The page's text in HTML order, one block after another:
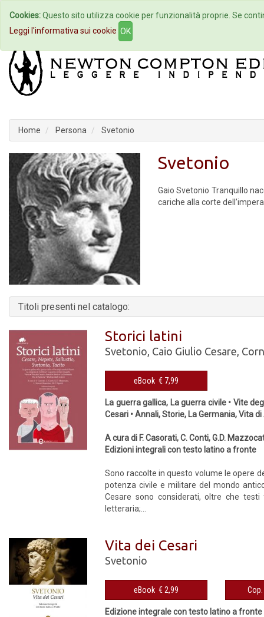
Home Autori Eventi
Home Persona Svetonio
Svetonio
Gaio Svetonio Tranquillo
cariche alla corte
Titoli presenti nel catalogo:
Storici latini
Svetonio Caio Giulio Cesare
eBook € 7,99
La guerra gallica, La guerra civile • Vite
Cesari • Annali, Storie, La Germania, Vita
A cura di F. Casorati, C. Conti, G.D.
Edizioni integrali con testo latino a fronte
Sono raccolte in questo volume le opere
potenza civile e militare del mondo
Cesare sono considerati, oltre che
letteraria;...
Vita dei Cesari
Svetonio
eBook € 2,99
Edizione integrale con testo latino a fronte
Cookies:Questo sito utilizza cookie per funzionalità proprie. Se
Leggi l'informativa sui cookie OK